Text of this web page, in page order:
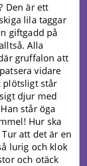
Den är ett
lila taggar
giftgadd på
Alla
gruffalon att
vidare
plötsligt står
djur med
står öga
Hur ska
att det är en
lurig och klok
och otäck